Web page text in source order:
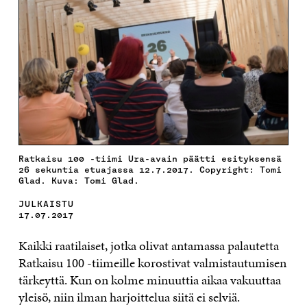
Ratkaisu 100 -tiimi Ura-avain päätti esityksensä
26 sekuntia etuajassa 12.7.2017. Copyright: Tomi
Glad. Kuva: Tomi Glad.
JULKAISTU
17.07.2017
Kaikki raatilaiset, jotka olivat antamassa palautetta
Ratkaisu 100 -tiimeille korostivat valmistautumisen
tärkeyttä. Kun on kolme minuuttia aikaa vakuuttaa
yleisö, niin ilman harjoittelua siitä ei selviä.